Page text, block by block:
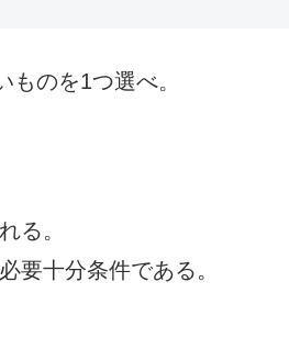
のを1つ選べ。
る。
要十分条件である。